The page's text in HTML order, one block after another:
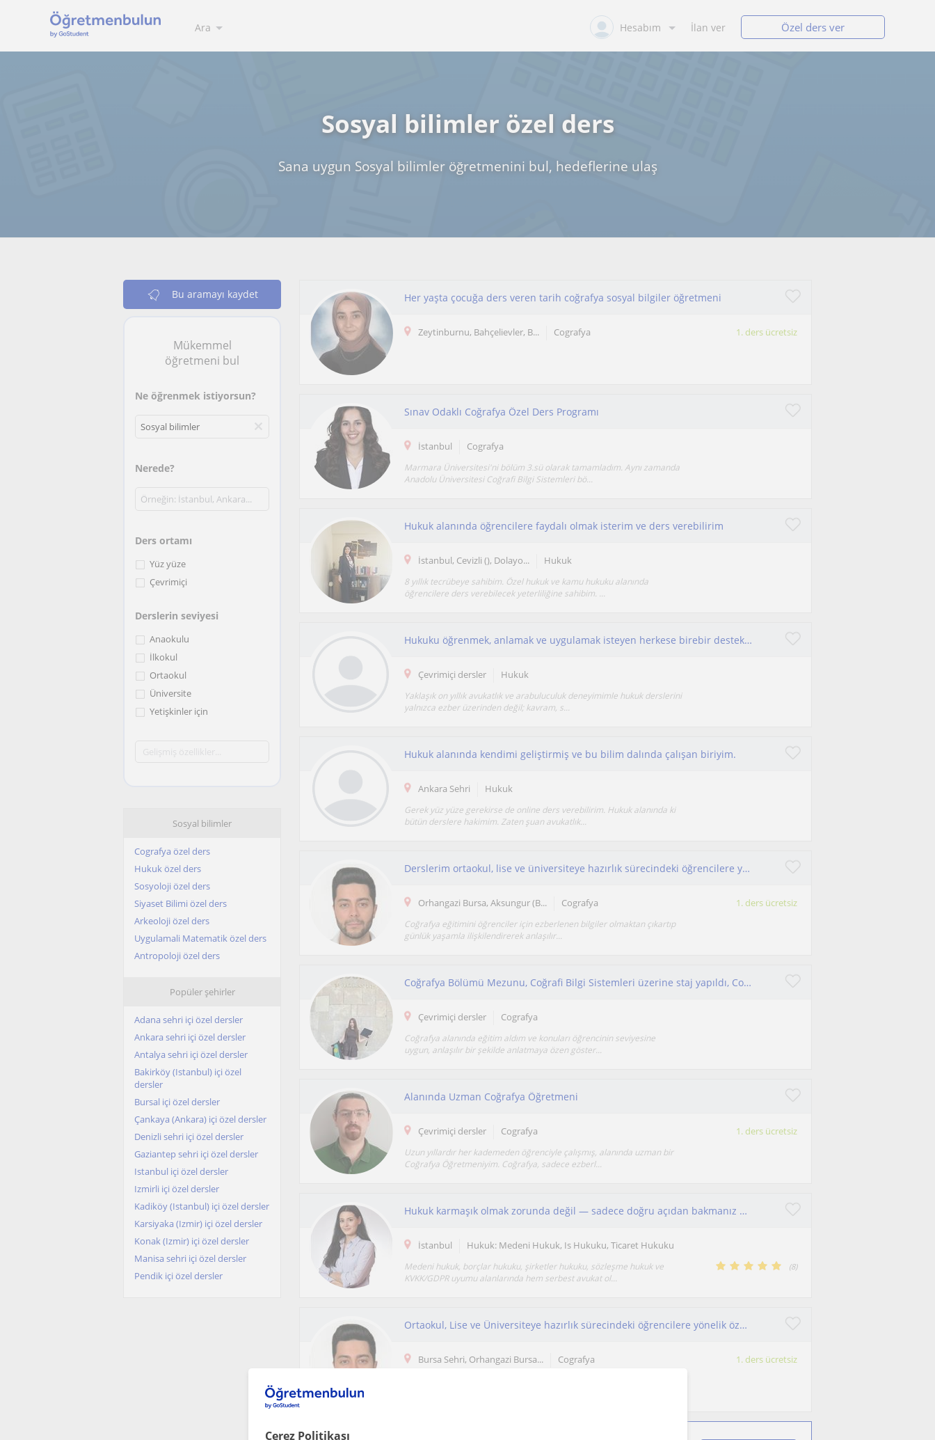
Çerez Politikası
Ara Hesabım İlan ver Özel ders ver
Sosyal bilimler özel ders
Sana uygun Sosyal bilimler öğretmenini bul, hedeflerine ulaş
Bu aramayı kaydet
Mükemmel
öğretmeni bul
Ne öğrenmek istiyorsun?
Nerede?
Ders ortamı
Yüz yüze
Çevrimiçi
Derslerin seviyesi
Anaokulu
İlkokul
Ortaokul
Üniversite
Yetişkinler için
Sosyal bilimler
Cografya özel ders
Hukuk özel ders
Sosyoloji özel ders
Siyaset Bilimi özel ders
Arkeoloji özel ders
Uygulamali Matematik özel ders
Antropoloji özel ders
Popüler şehirler
Adana sehri içi özel dersler
Ankara sehri içi özel dersler
Antalya sehri içi özel dersler
Bakirköy (Istanbul) içi özel
dersler
Bursal içi özel dersler
Çankaya (Ankara) içi özel dersler
Denizli sehri içi özel dersler
Gaziantep sehri içi özel dersler
Istanbul içi özel dersler
Izmirli içi özel dersler
Kadiköy (Istanbul) içi özel dersler
Karsiyaka (Izmir) içi özel dersler
Konak (Izmir) içi özel dersler
Manisa sehri içi özel dersler
Pendik içi özel dersler
Her yaşta çocuğa ders veren tarih coğrafya sosyal bilgiler öğretmeni
Zeytinburnu, Bahçelievler, B... Cografya 1. ders ücretsiz
Sınav Odaklı Coğrafya Özel Ders Programı
İstanbul Cografya
Marmara Üniversitesi'ni bölüm 3.sü olarak tamamladım. Aynı zamanda
Anadolu Üniversitesi Coğrafi Bilgi Sistemleri bö...
Hukuk alanında öğrencilere faydalı olmak isterim ve ders verebilirim
İstanbul, Cevizli (), Dolayo... Hukuk
8 yıllık tecrübeye sahibim. Özel hukuk ve kamu hukuku alanında
öğrencilere ders verebilecek yeterliliğine sahibim. ...
Hukuku öğrenmek, anlamak ve uygulamak isteyen herkese birebir destek sunuyorum.
Çevrimiçi dersler Hukuk
Yaklaşık on yıllık avukatlık ve arabuluculuk deneyimimle hukuk derslerini
yalnızca ezber üzerinden değil; kavram, s...
Hukuk alanında kendimi geliştirmiş ve bu bilim dalında çalışan biriyim.
Ankara Sehri Hukuk
Gerek yüz yüze gerekirse de online ders verebilirim. Hukuk alanında ki
bütün derslere hakimim. Zaten şuan avukatlık...
Derslerim ortaokul, lise ve üniversiteye hazırlık sürecindeki öğrencilere yöneliktir.
Orhangazi Bursa, Aksungur (B... Cografya 1. ders ücretsiz
Coğrafya eğitimini öğrenciler için ezberlenen bilgiler olmaktan çıkartıp
günlük yaşamla ilişkilendirerek anlaşılır...
Coğrafya Bölümü Mezunu, Coğrafi Bilgi Sistemleri üzerine staj yapıldı, Coğrafya Alanında çevrimiçi özel ders.
Çevrimiçi dersler Cografya
Coğrafya alanında eğitim aldım ve konuları öğrencinin seviyesine
uygun, anlaşılır bir şekilde anlatmaya özen göster...
Alanında Uzman Coğrafya Öğretmeni
Çevrimiçi dersler Cografya 1. ders ücretsiz
Uzun yıllardır her kademeden öğrenciyle çalışmış, alanında uzman bir
Coğrafya Öğretmeniyim. Coğrafya, sadece ezberl...
Hukuk karmaşık olmak zorunda değil — sadece doğru açıdan bakmanız gerekiyor.
İstanbul Hukuk: Medeni Hukuk, Is Hukuku, Ticaret Hukuku
Medeni hukuk, borçlar hukuku, şirketler hukuku, sözleşme hukuk ve
KVKK/GDPR uyumu alanlarında hem serbest avukat ol...
(8)
Ortaokul, Lise ve Üniversiteye hazırlık sürecindeki öğrencilere yönelik özellikle AYT ve TYT sınavına hazırlanan öğrencilere
Bursa Sehri, Orhangazi Bursa... Cografya 1. ders ücretsiz